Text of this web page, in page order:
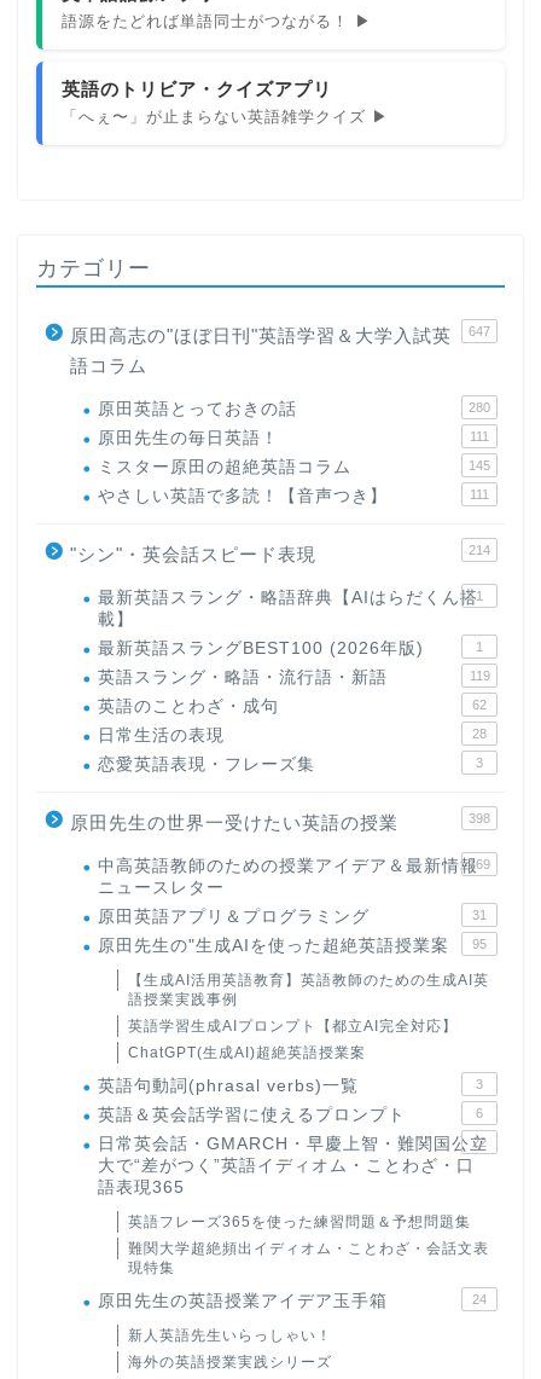
語源をたどれば単語同士がつながる！ ▶
英語のトリビア・クイズアプリ
「へぇ〜」が止まらない英語雑学クイズ ▶
カテゴリー
原田高志の"ほぼ日刊"英語学習＆大学入試英
語コラム
647
原田英語とっておきの話 280
原田先生の毎日英語！ 111
ミスター原田の超絶英語コラム 145
やさしい英語で多読！【音声つき】 111
"シン"・英会話スピード表現 214
最新英語スラング・略語辞典【AIはらだくん搭
載】
1
最新英語スラングBEST100 (2026年版) 1
英語スラング・略語・流行語・新語 119
英語のことわざ・成句 62
日常生活の表現 28
恋愛英語表現・フレーズ集 3
原田先生の世界一受けたい英語の授業 398
中高英語教師のための授業アイデア＆最新情報
ニュースレター
169
原田英語アプリ＆プログラミング 31
原田先生の"生成AIを使った超絶英語授業案 95
【生成AI活用英語教育】英語教師のための生成AI英
語授業実践事例
英語学習生成AIプロンプト【都立AI完全対応】
ChatGPT(生成AI)超絶英語授業案
英語句動詞(phrasal verbs)一覧 3
英語＆英会話学習に使えるプロンプト 6
日常英会話・GMARCH・早慶上智・難関国公立
大で“差がつく”英語イディオム・ことわざ・口
語表現365
22
英語フレーズ365を使った練習問題＆予想問題集
難関大学超絶頻出イディオム・ことわざ・会話文表
現特集
原田先生の英語授業アイデア玉手箱 24
新人英語先生いらっしゃい！
海外の英語授業実践シリーズ